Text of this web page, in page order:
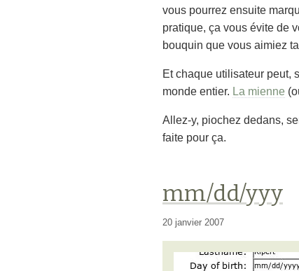
vous pourrez ensuite
pratique, ça vous évite de
bouquin que vous aimiez
Et chaque utilisateur peut,
monde entier. La mienne
Allez-y, piochez dedans,
faite pour ça.
mm/dd/yyy
20 janvier 2007